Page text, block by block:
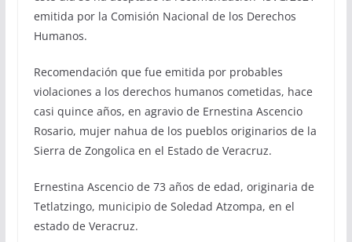
emitida por la Comisión Nacional de los Derechos
Humanos.
Recomendación que fue emitida por probables
violaciones a los derechos humanos cometidas, hace
casi quince años, en agravio de Ernestina Ascencio
Rosario, mujer nahua de los pueblos originarios de la
Sierra de Zongolica en el Estado de Veracruz.
Ernestina Ascencio de 73 años de edad, originaria de
Tetlatzingo, municipio de Soledad Atzompa, en el
estado de Veracruz.